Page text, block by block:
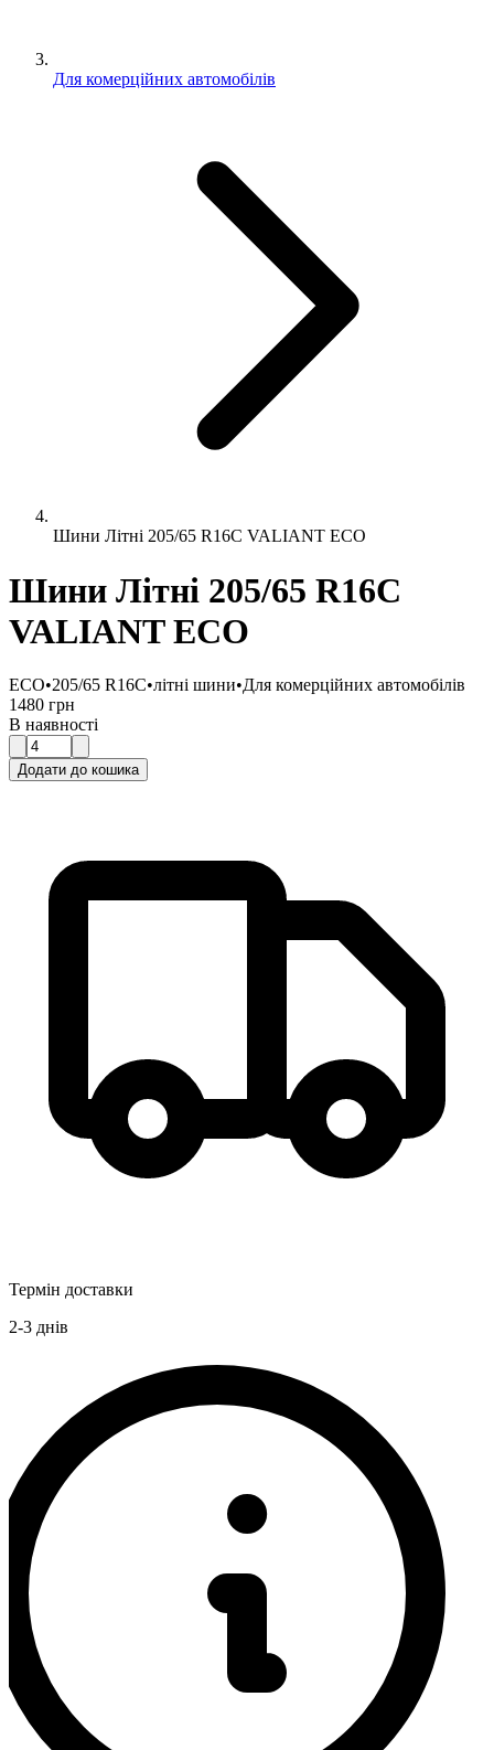
Для комерційних автомобілів
Шини Літні 205/65 R16C VALIANT ECO
Шини Літні 205/65 R16C
VALIANT ECO
ECO•205/65 R16C•літні шини•Для комерційних автомобілів
1480 грн
В наявності
Додати до кошика
Термін доставки
2-3 днів